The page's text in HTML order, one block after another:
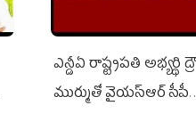
ఎన్డీఏ రాష్ట్ర‌ప‌తి అభ్య‌ర్థి
ముర్ముతో వైయ‌స్ఆర్ సీపీ